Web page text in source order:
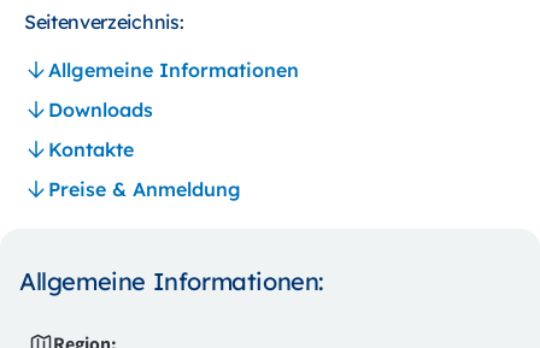
Seitenverzeichnis:
Allgemeine Informationen
Downloads
Kontakte
Preise & Anmeldung
Allgemeine Informationen: